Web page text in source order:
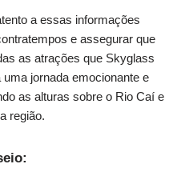
a essas informações
e assegurar que
as atrações que Skyglass
jornada emocionante e
as alturas sobre o Rio Caí e
região.